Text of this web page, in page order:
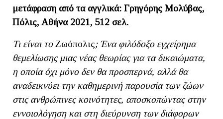
μετάφραση από τα αγγλικά: Γρηγόρης Μολύβας,
Πόλις, Αθήνα 2021, 512 σελ.
Τι είναι τοΖωόπολις; Ένα φιλόδοξο εγχείρημα
θεμελίωσης μιας νέας θεωρίας για τα δικαιώματα,
η οποία όχι μόνο δεν θα προσπερνά, αλλά θα
αναδεικνύει την καθημερινή παρουσία των ζώων
στις ανθρώπινες κοινότητες, αποσκοπώντας στην
εννοιολόγηση και στη διεύρυνση των διάφορων